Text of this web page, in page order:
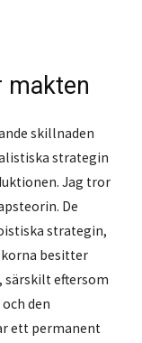
makten
skillnaden
strategin
Jag tror
De
strategin,
besitter
särskilt eftersom
den
ett permanent